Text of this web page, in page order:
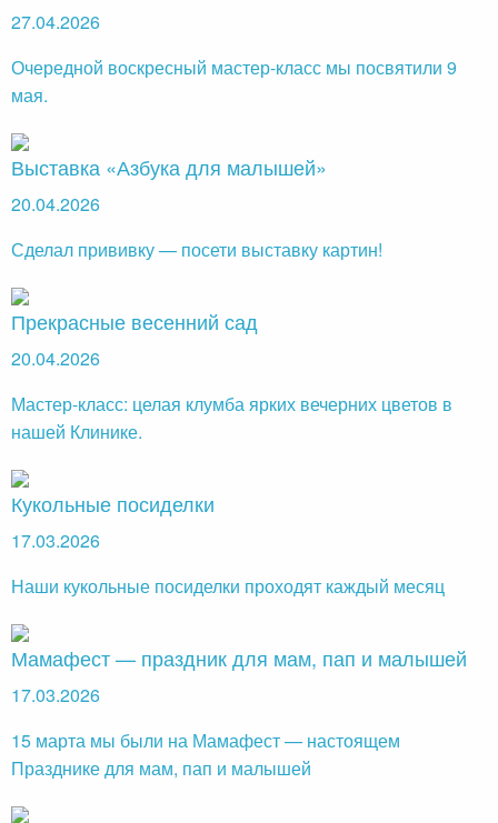
27.04.2026
Очередной воскресный мастер-класс мы посвятили 9
мая.
Выставка «Азбука для малышей»
20.04.2026
Сделал прививку — посети выставку картин!
Прекрасные весенний сад
20.04.2026
Мастер-класс: целая клумба ярких вечерних цветов в
нашей Клинике.
Кукольные посиделки
17.03.2026
Наши кукольные посиделки проходят каждый месяц
Мамафест — праздник для мам, пап и малышей
17.03.2026
15 марта мы были на Мамафест — настоящем
Празднике для мам, пап и малышей